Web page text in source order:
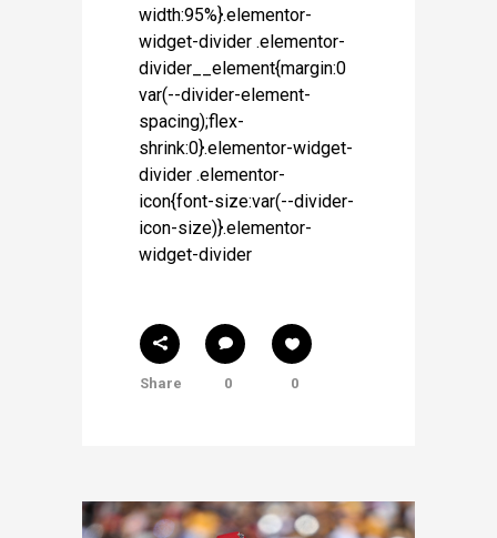
width:95%}.elementor-
widget-divider .elementor-
divider__element{margin:0
var(--divider-element-
spacing);flex-
shrink:0}.elementor-widget-
divider .elementor-
icon{font-size:var(--divider-
icon-size)}.elementor-
widget-divider
Share 0 0